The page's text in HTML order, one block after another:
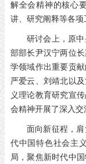
解全会精神的核心
讲、研究阐释等各项
研讨会上，原
部部长尹汉宁两位
学领域作出重要贡
严爱云、刘靖北以
义理论教育研究宣
会精神开展了深入交
面向新征程，
代中国特色社会主
局，聚焦新时代中